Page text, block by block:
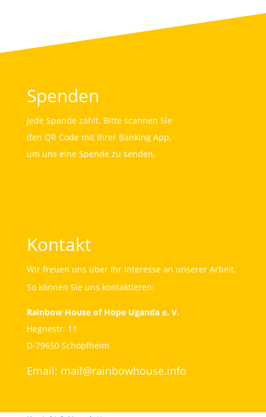
Spenden
Jede Spende zählt. Bitte scannen Sie
den QR Code mit Ihrer Banking App,
um uns eine Spende zu senden.
Kontakt
Wir freuen uns über Ihr Interesse an unserer Arbeit.
So können Sie uns kontaktieren:
Rainbow House of Hope Uganda e. V.
Hegnestr. 11
D-79650 Schopfheim
Email: mail@rainbowhouse.info